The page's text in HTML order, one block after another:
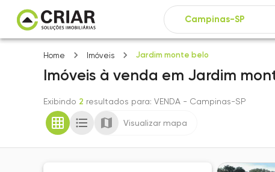
Home Imóveis Jardim monte belo
Imóveis à venda em Jardim
Exibindo 2 resultados para: VENDA - Campinas-SP
Visualizar mapa